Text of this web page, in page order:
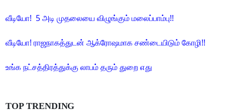
வீடியோ! 5 அடி முதலையை விழுங்கும் மலைப்பாம்பு!!
வீடியோ! ராஜநாகத்துடன் ஆக்ரோஷமாக சண்டையிடும் கோழி!!
உங்க நட்சத்திரத்துக்கு லாபம் தரும் துறை எது
TOP TRENDING